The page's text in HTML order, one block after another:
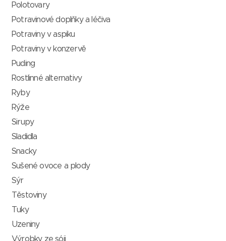
Polotovary
Potravinové doplňky a léčiva
Potraviny v aspiku
Potraviny v konzervě
Puding
Rostlinné alternativy
Ryby
Rýže
Sirupy
Sladidla
Snacky
Sušené ovoce a plody
Sýr
Těstoviny
Tuky
Uzeniny
Výrobky ze sóji